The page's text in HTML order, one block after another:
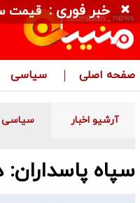
صفحه اصلی سیاسی
آرشیو اخبار سیاسی
سپاه
خبر فوری : قیمت سکه